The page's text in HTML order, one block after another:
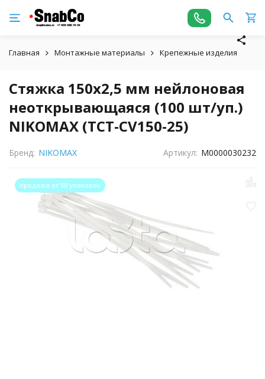
Главная Монтажные материалы Крепежные изделия
Стяжка 150x2,5 мм нейлоновая
неоткрывающаяся (100 шт/уп.)
NIKOMAX (TCT-CV150-25)
Бренд: NIKOMAX Артикул: М0000030232
продажа от 50 упаковок